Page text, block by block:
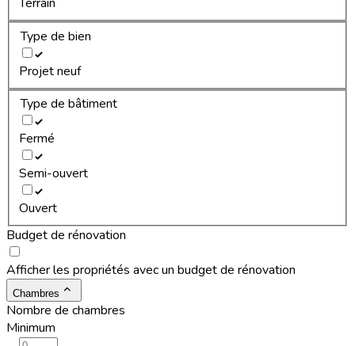
Type de bien
Projet neuf
Type de bâtiment
Fermé
Semi-ouvert
Ouvert
Budget de rénovation
Afficher les propriétés avec un budget de rénovation
Chambres
Nombre de chambres
Minimum